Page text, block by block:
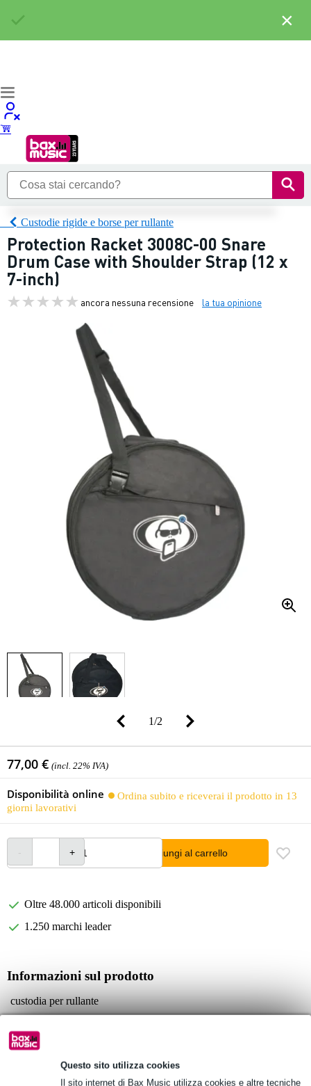
Questo sito utilizza cookies
Il sito internet di Bax Music utilizza cookies e altre tecniche
Custodie rigide e borse per rullante
Protection Racket 3008C-00 Snare
Drum Case with Shoulder Strap (12 x
7-inch)
ancora nessuna recensione la tua opinione
1/2
77,00 € (incl. 22% IVA)
Disponibilità online
Ordina subito e riceverai il prodotto in 13
giorni lavorativi
Aggiungi al carrello
Oltre 48.000 articoli disponibili
1.250 marchi leader
Informazioni sul prodotto
custodia per rullante
per rullante 12 x 7 pollici
custodia semirigida grazie alla schiuma Propadd P2
Specifiche complete
×